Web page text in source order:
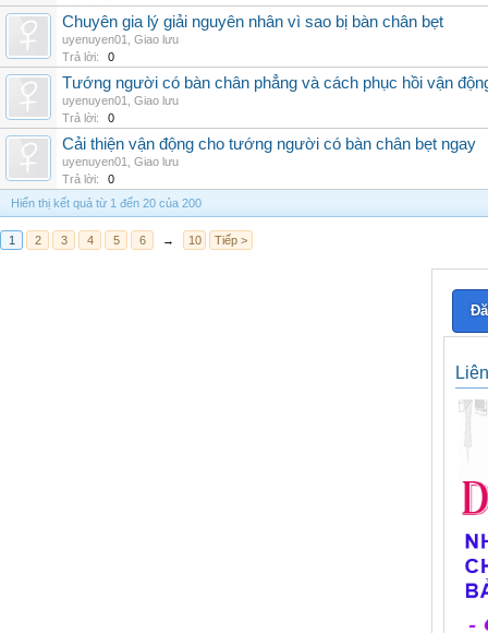
Chuyên gia lý giải nguyên nhân vì sao bị bàn chân bẹt
uyenuyen01
Giao lưu
Trả lời:
0
Tướng người có bàn chân phẳng và cách phục hồi vận
uyenuyen01
Giao lưu
Trả lời:
0
Cải thiện vận động cho tướng người có bàn chân bẹt ngay
uyenuyen01
Giao lưu
Trả lời:
0
Hiển thị kết quả từ 1 đến 20 của 200
1 2 3 4 5 6 → 10 Tiếp >